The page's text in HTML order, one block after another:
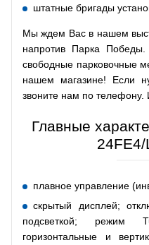
штатные бригады
Мы ждем Вас в нашем
напротив Парка
свободные парковочные
нашем магазине! Если
звоните нам по телефону.
Главные
24FE4/
плавное управление
скрытый дисплей;
подсветкой; режим
горизонтальные и